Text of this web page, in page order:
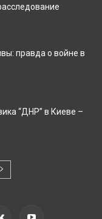
правда о войне в
“ДНР” в Киеве –